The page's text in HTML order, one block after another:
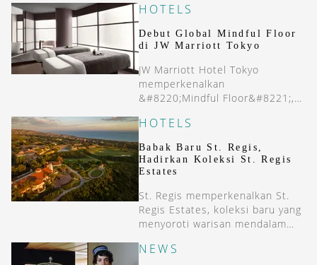
&#038; Explore.
HOTELS
Debut Global Mindful Floor
di JW Marriott Tokyo
JW Marriott Hotel Tokyo
memperkenalkan
&#8220;Mindful Floor&#8221;,
filosofi Zen dan kemewahan
holistik.
HOTELS
Babak Baru St. Regis,
Hadirkan Koleksi St. Regis
Estates
St. Regis memperkenalkan St.
Regis Estates, koleksi baru yang
menyoroti warisan mendalam
khas keluarga Astor.
NEWS